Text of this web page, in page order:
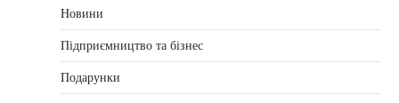
Новини
Підприємництво та бізнес
Подарунки